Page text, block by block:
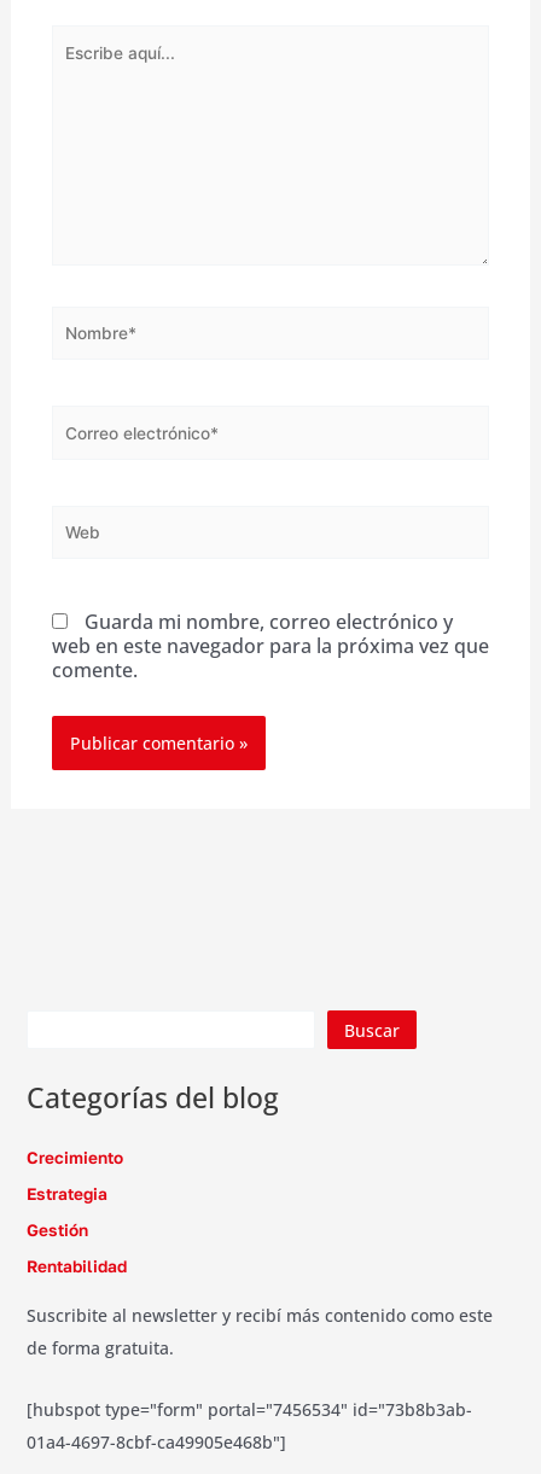
aquí...
electrónico*
Guarda mi nombre, correo electrónico y
web en este navegador para la próxima vez que
comente.
Buscar
Categorías del blog
Crecimiento
Estrategia
Gestión
Rentabilidad
Suscribite al newsletter y recibí más contenido como este
de forma gratuita.
[hubspot type="form" portal="7456534" id="73b8b3ab-
01a4-4697-8cbf-ca49905e468b"]